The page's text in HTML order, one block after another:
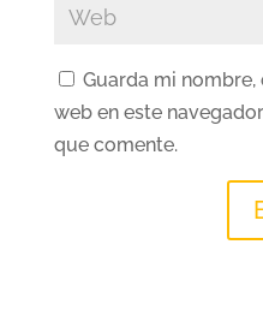
Guarda mi
web en este
que comente.